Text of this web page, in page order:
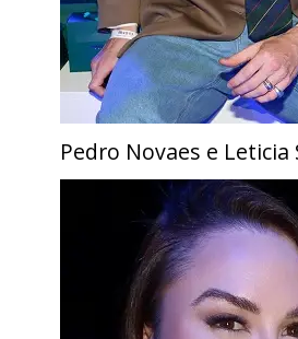
Pedro Novaes e Leticia